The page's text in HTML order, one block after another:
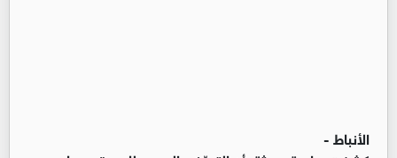
الأنباط -